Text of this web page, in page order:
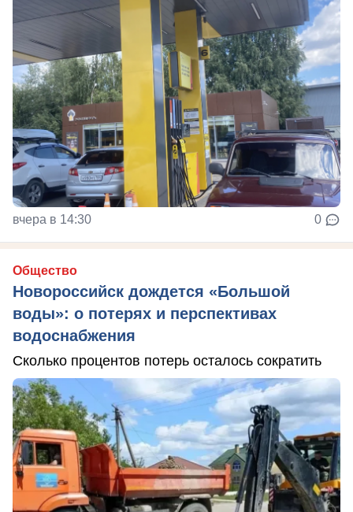
вчера в 14:30 0
Общество
Новороссийск дождется «Большой
воды»: о потерях и перспективах
водоснабжения
Сколько процентов потерь осталось сократить